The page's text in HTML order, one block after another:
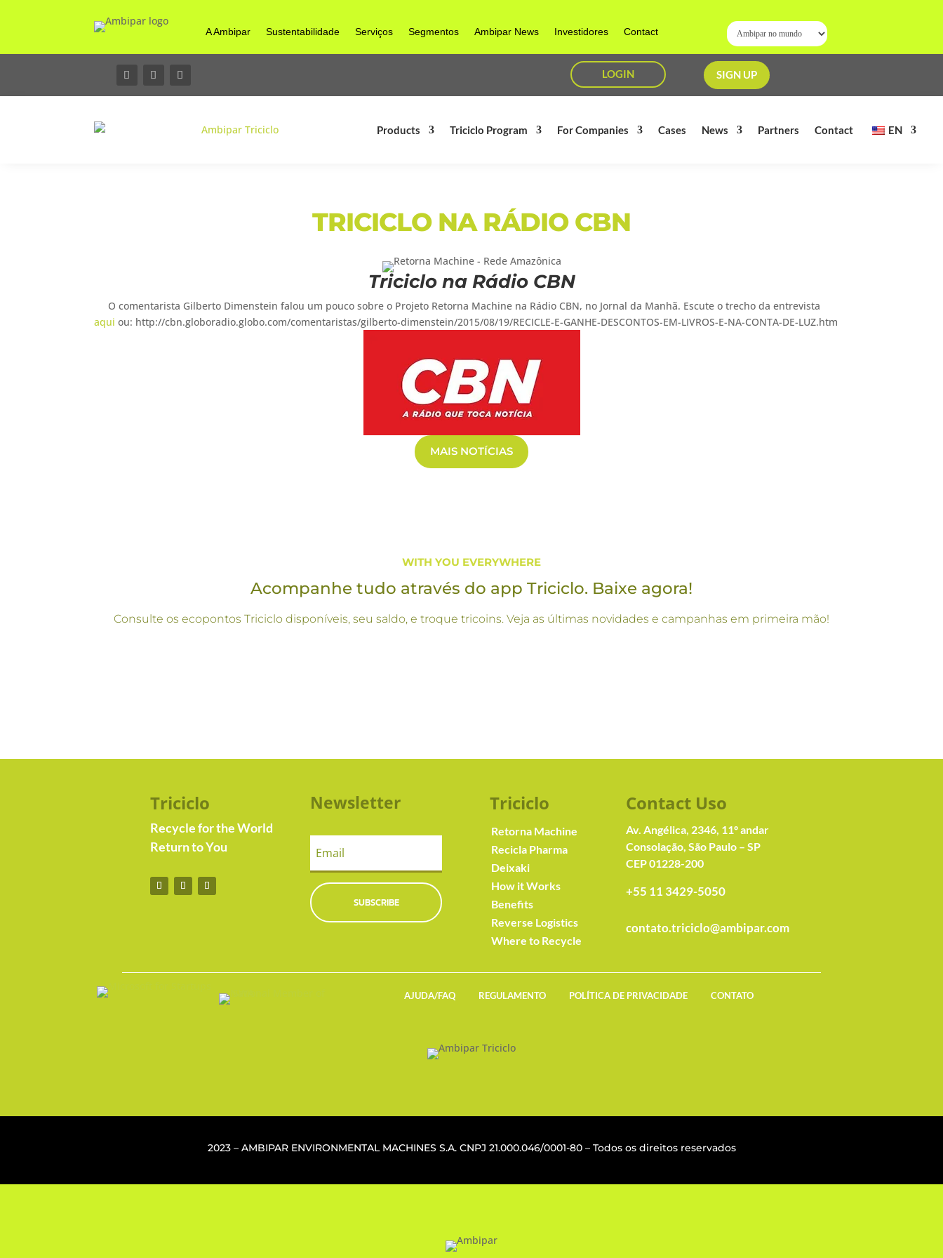
A Ambipar Sustentabilidade Serviços Segmentos Ambipar News Investidores Contact
LOGIN SIGN UP
Products Triciclo Program For Companies Cases News Partners Contact EN
TRICICLO NA RÁDIO CBN
Triciclo na Rádio CBN
O comentarista Gilberto Dimenstein falou um pouco sobre o Projeto Retorna Machine na Rádio CBN, no Jornal da Manhã. Escute o trecho da entrevista
aqui ou: http://cbn.globoradio.globo.com/comentaristas/gilberto-dimenstein/2015/08/19/RECICLE-E-GANHE-DESCONTOS-EM-LIVROS-E-NA-CONTA-DE-LUZ.htm
MAIS NOTÍCIAS
WITH YOU EVERYWHERE
Acompanhe tudo através do app Triciclo. Baixe agora!
Consulte os ecopontos Triciclo disponíveis, seu saldo, e troque tricoins. Veja as últimas novidades e campanhas em primeira mão!
Triciclo
Recycle for the World
Return to You
Newsletter
SUBSCRIBE
Triciclo
Retorna Machine
Recicla Pharma
Deixaki
How it Works
Benefits
Reverse Logistics
Where to Recycle
Contact Uso
Av. Angélica, 2346, 11º andar
Consolação, São Paulo – SP
CEP 01228-200
+55 11 3429-5050
contato.triciclo@ambipar.com
AJUDA/FAQ REGULAMENTO POLÍTICA DE PRIVACIDADE CONTATO
2023 – AMBIPAR ENVIRONMENTAL MACHINES S.A. CNPJ 21.000.046/0001-80– Todos os direitos reservados